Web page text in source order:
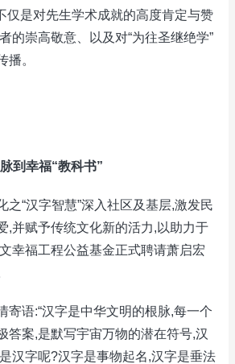
仅是对先生学术成就的高度肯定与赞
的崇高敬意、以及对“为往圣继绝学”
播。
到幸福“教科书”
“汉字智慧”深入社区及基层,激发民
,并赋予传统文化新的活力,以助力于
幸福工程公益基金正式聘请萧启宏
语:“汉字是中华文明的根脉,每一个
答案,是默写宇宙万物的潜在符号,汉
汉字呢?汉字是事物起名,汉字是垂法